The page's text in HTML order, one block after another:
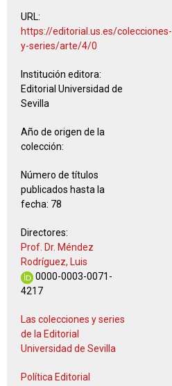
URL:
https://editorial.us.es/colecciones-
y-series/arte/4/0
Institución editora:
Editorial Universidad de
Sevilla
Año de origen de la
colección:
Número de títulos
publicados hasta la
fecha: 78
Directores:
Prof. Dr. Méndez
Rodríguez, Luis
0000-0003-0071-
4217
Las colecciones y series
de la Editorial
Universidad de Sevilla
Política Editorial